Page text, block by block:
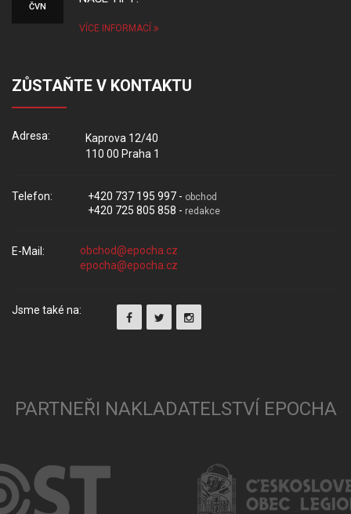
ČVN
VÍCE INFORMACÍ
ZŮSTAŇTE V KONTAKTU
Adresa:
Kaprova 12/40
110 00 Praha 1
Telefon: +420 737 195 997 - obchod
+420 725 805 858 - redakce
E-Mail:
Jsme také na:
PARTNEŘI NAKLADATELSTVÍ EPOCHA